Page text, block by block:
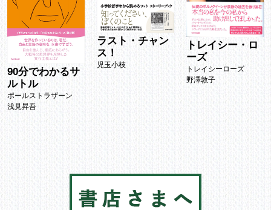
90分でわかるサ
ルトル
ポールストラザーン
浅見昇吾
ラスト・チャン
ス！
児玉小枝
トレイシー・ロ
ーズ
トレイシーローズ
野澤敦子